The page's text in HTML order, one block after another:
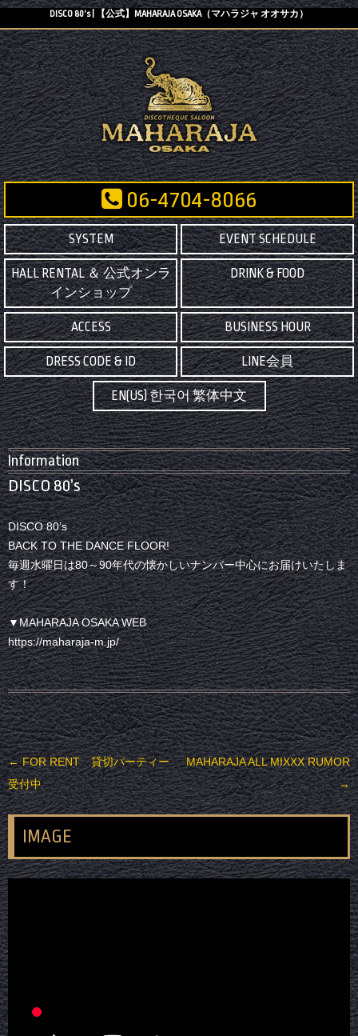
DISCO 80’s | 【公式】MAHARAJA OSAKA（マハラジャ オオサカ）
06-4704-8066
SYSTEM EVENT SCHEDULE
HALL RENTAL ＆ 公式オンラ
インショップ
DRINK & FOOD
ACCESS BUSINESS HOUR
DRESS CODE & ID LINE会員
EN(US) 한국어 繁体中文
Information
DISCO 80’s
DISCO 80’s
BACK TO THE DANCE FLOOR!
毎週水曜日は80～90年代の懐かしいナンバー中心にお届けいたしま
す！
▼MAHARAJA OSAKA WEB
https://maharaja-m.jp/
投稿ナビゲーション
←FOR RENT 貸切パーティー
受付中
MAHARAJA ALL MIXXX RUMOR
→
IMAGE